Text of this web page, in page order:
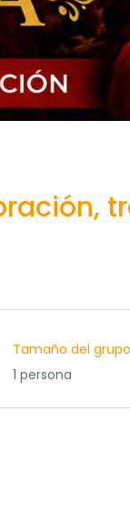
Tamaño del grupo
1 persona